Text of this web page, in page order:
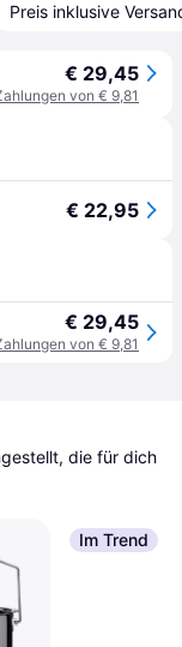
Preis inklusive
€ 29,45
von € 9,81
€ 22,95
€ 29,45
von € 9,81
die für dich
Im Trend